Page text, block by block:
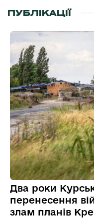
ПУБЛІКАЦІЇ
Два роки
перенесення
злам планів